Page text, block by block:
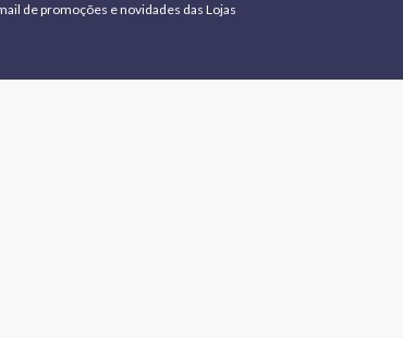
de promoções e novidades das Lojas